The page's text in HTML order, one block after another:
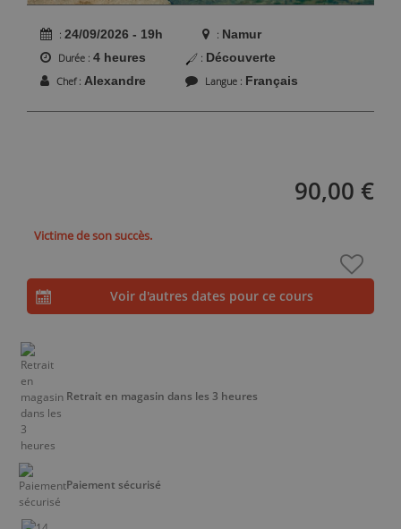
24/09/2026 - 19h Namur
Durée 4 heures Découverte
Chef Alexandre Langue Français
90,00 €
Victime de son succès.
Voir d'autres dates pour ce cours
Retrait en magasin dans les 3 heures
Paiement sécurisé